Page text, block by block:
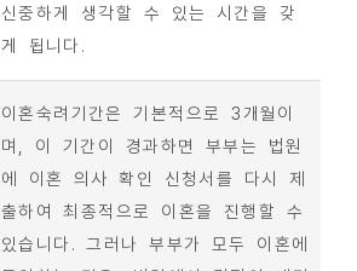
신중하게 생각할 수 있는 시간을 갖
게 됩니다.
이혼숙려기간은 기본적으로 3개월이
며, 이 기간이 경과하면 부부는 법원
에 이혼 의사 확인 신청서를 다시 제
출하여 최종적으로 이혼을 진행할 수
있습니다. 그러나 부부가 모두 이혼에